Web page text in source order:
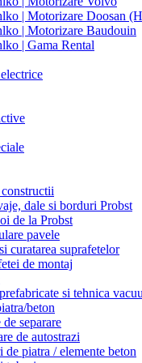
| Motorizare Doosan
| Motorizare Baudouin
| Gama Rental
dale si borduri Probst
de la Probst
pavele
curatarea suprafetelor
de montaj
si tehnica
beton
separare
de autostrazi
piatra / elemente beton